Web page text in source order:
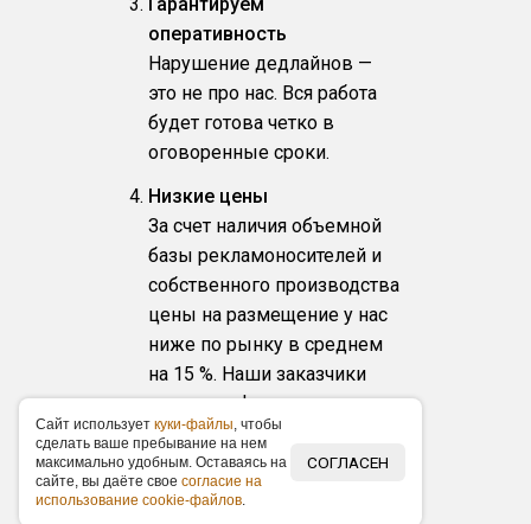
оперативность
Нарушение дедлайнов —
это не про нас. Вся работа
будет готова четко в
оговоренные сроки.
Низкие цены
За счет наличия объемной
базы рекламоносителей и
собственного производства
цены на размещение у нас
ниже по рынку в среднем
на 15 %. Наши заказчики
получают фиксированные
прайс-листы, акционные
предложения по
размещению и скидки.
Caйт иcпoльзуeт куки-фaйлы, чтoбы
cдeлaть вaшe пpeбывaниe нa нeм
мaкcимaльнo удoбным. Ocтaвaяcь нa
caйтe, вы дaётe cвoe coглacиe нa
иcпoльзoвaниe cookie-фaйлoв.
СОГЛАСЕН